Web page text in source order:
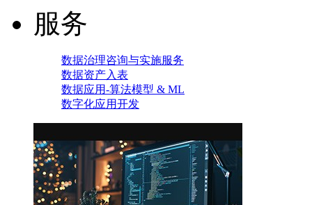
服务
数据治理咨询与实施服务
数据资产入表
数据应用-算法模型 & ML
数字化应用开发